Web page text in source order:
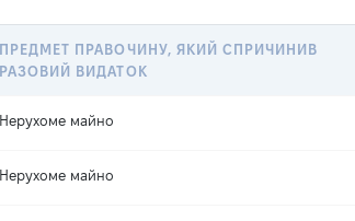
ПРЕДМЕТ ПРАВОЧИНУ, ЯКИЙ СПРИЧИНИВ
РАЗОВИЙ ВИДАТОК
Нерухоме майно
Нерухоме майно